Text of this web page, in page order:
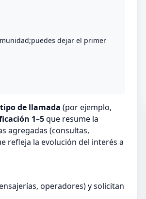
dejar el primer
tipo de llamada (por ejemplo,
1–5que resume la
agregadas (consultas,
refleja la evolución del interés a
operadores) y solicitan